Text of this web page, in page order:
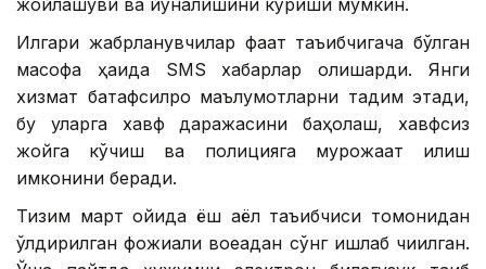
Илгари жабрланувчилар фақат таъқибчигача бўлган
масофа ҳақида SМS хабарлар олишарди. Янги
хизмат батафсилроқ маълумотларни тақдим этади,
бу уларга хавф даражасини баҳолаш, хавфсиз
жойга кўчиш ва полицияга мурожаат қилиш
имконини беради.
Тизим март ойида ёш аёл таъқибчиси томонидан
ўлдирилган фожиали воқеадан сўнг ишлаб чиқилган.